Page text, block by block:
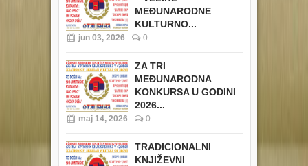
MEĐUNARODNE
KULTURNO...
jun 03, 2026 0
ZA TRI
MEĐUNARODNA
KONKURSA U GODINI
2026...
maj 14, 2026 0
TRADICIONALNI
KNJIŽEVNI